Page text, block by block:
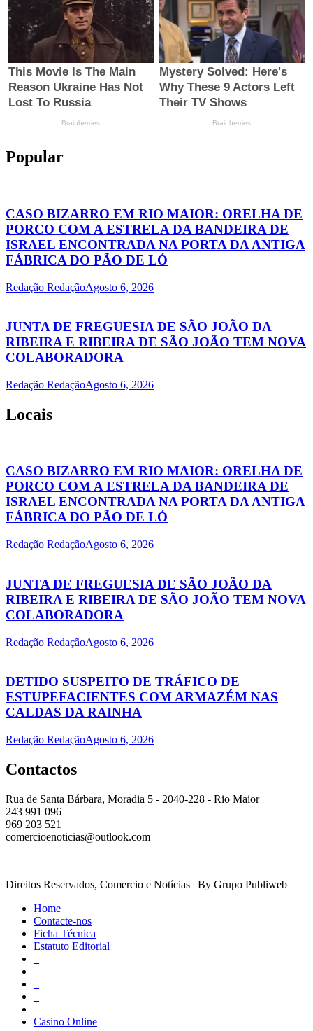
Popular
CASO BIZARRO EM RIO MAIOR: ORELHA DE
PORCO COM A ESTRELA DA BANDEIRA DE
ISRAEL ENCONTRADA NA PORTA DA ANTIGA
FÁBRICA DO PÃO DE LÓ
Redação RedaçãoAgosto 6, 2026
JUNTA DE FREGUESIA DE SÃO JOÃO DA
RIBEIRA E RIBEIRA DE SÃO JOÃO TEM NOVA
COLABORADORA
Redação RedaçãoAgosto 6, 2026
Locais
CASO BIZARRO EM RIO MAIOR: ORELHA DE
PORCO COM A ESTRELA DA BANDEIRA DE
ISRAEL ENCONTRADA NA PORTA DA ANTIGA
FÁBRICA DO PÃO DE LÓ
Redação RedaçãoAgosto 6, 2026
JUNTA DE FREGUESIA DE SÃO JOÃO DA
RIBEIRA E RIBEIRA DE SÃO JOÃO TEM NOVA
COLABORADORA
Redação RedaçãoAgosto 6, 2026
DETIDO SUSPEITO DE TRÁFICO DE
ESTUPEFACIENTES COM ARMAZÉM NAS
CALDAS DA RAINHA
Redação RedaçãoAgosto 6, 2026
Contactos
Rua de Santa Bárbara, Moradia 5 - 2040-228 - Rio Maior
243 991 096
969 203 521
comercioenoticias@outlook.com
Direitos Reservados, Comercio e Notícias | By Grupo Publiweb
Home
Contacte-nos
Ficha Técnica
Estatuto Editorial
Casino Online